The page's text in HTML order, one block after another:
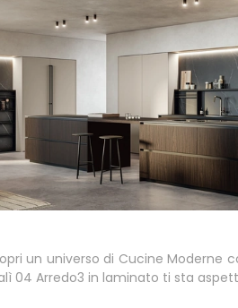
un universo di Cucine Moderne
04 Arredo3 in laminato ti sta